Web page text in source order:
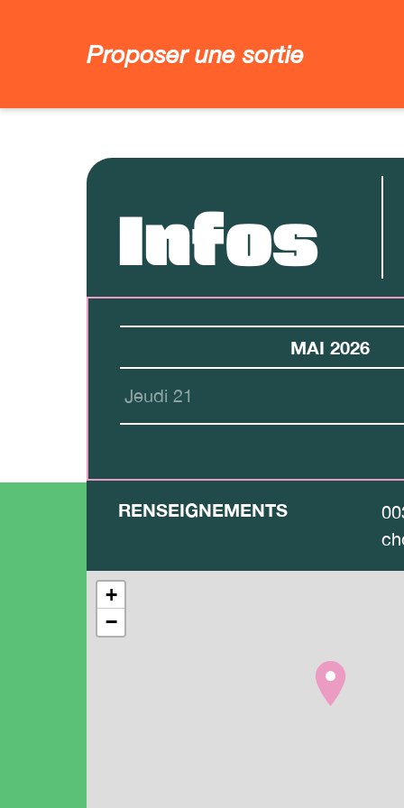
Proposer une sortie
Infos
MAI 2026
Jeudi 21
RENSEIGNEMENTS
+
−